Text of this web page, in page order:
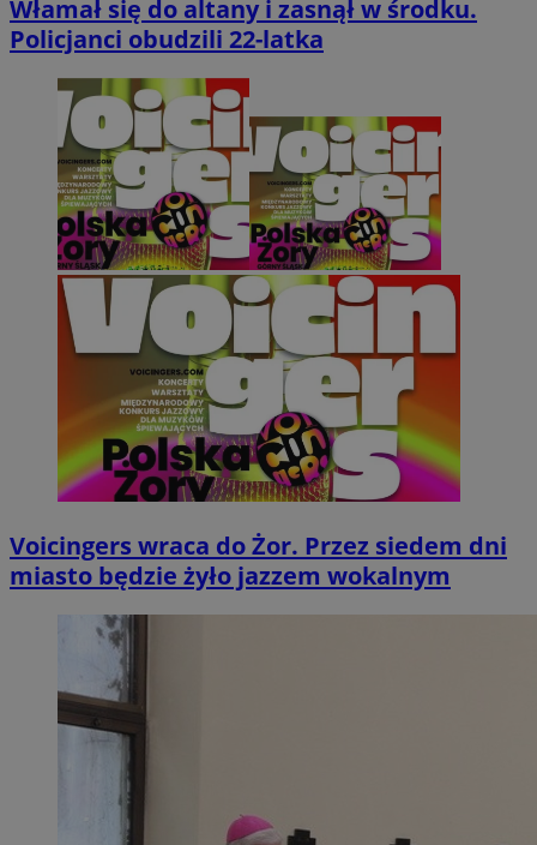
Włamał się do altany i zasnął w środku.
Policjanci obudzili 22-latka
Voicingers wraca do Żor. Przez siedem dni
miasto będzie żyło jazzem wokalnym